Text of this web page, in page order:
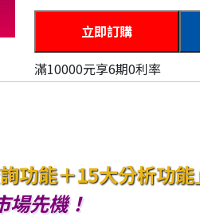
滿10000元享6期0利率
功能＋15大分析功能
場先機！